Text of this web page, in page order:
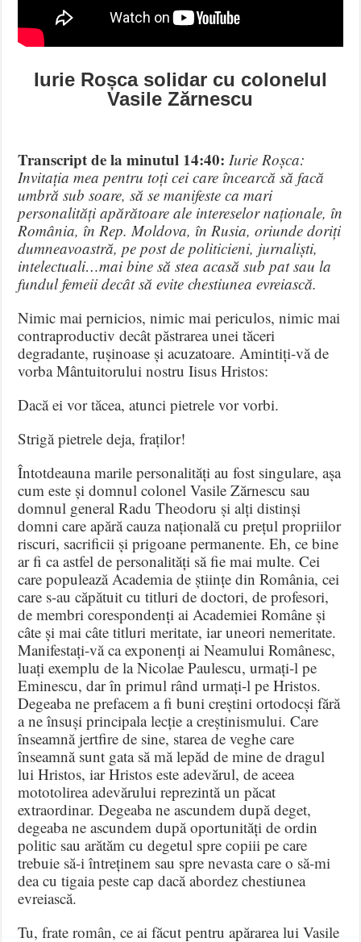
Iurie Roșca solidar cu colonelul
Vasile Zărnescu
Transcript de la minutul 14:40: Iurie Roșca:
Invitația mea pentru toți cei care încearcă să facă
umbră sub soare, să se manifeste ca mari
personalități apărătoare ale intereselor naționale, în
România, în Rep. Moldova, în Rusia, oriunde doriți
dumneavoastră, pe post de politicieni, jurnaliști,
intelectuali…mai bine să stea acasă sub pat sau la
fundul femeii decât să evite chestiunea evreiască.
Nimic mai pernicios, nimic mai periculos, nimic mai
contraproductiv decât păstrarea unei tăceri
degradante, rușinoase și acuzatoare. Amintiți-vă de
vorba Mântuitorului nostru Iisus Hristos:
Dacă ei vor tăcea, atunci pietrele vor vorbi.
Strigă pietrele deja, fraților!
Întotdeauna marile personalități au fost singulare, așa
cum este și domnul colonel Vasile Zărnescu sau
domnul general Radu Theodoru și alți distinși
domni care apără cauza națională cu prețul propriilor
riscuri, sacrificii și prigoane permanente. Eh, ce bine
ar fi ca astfel de personalități să fie mai multe. Cei
care populează Academia de științe din România, cei
care s-au căpătuit cu titluri de doctori, de profesori,
de membri corespondenți ai Academiei Române și
câte și mai câte titluri meritate, iar uneori nemeritate.
Manifestați-vă ca exponenți ai Neamului Românesc,
luați exemplu de la Nicolae Paulescu, urmați-l pe
Eminescu, dar în primul rând urmați-l pe Hristos.
Degeaba ne prefacem a fi buni creștini ortodocși fără
a ne însuși principala lecție a creștinismului. Care
înseamnă jertfire de sine, starea de veghe care
înseamnă sunt gata să mă lepăd de mine de dragul
lui Hristos, iar Hristos este adevărul, de aceea
mototolirea adevărului reprezintă un păcat
extraordinar. Degeaba ne ascundem după deget,
degeaba ne ascundem după oportunități de ordin
politic sau arătăm cu degetul spre copiii pe care
trebuie să-i întreținem sau spre nevasta care o să-mi
dea cu tigaia peste cap dacă abordez chestiunea
evreiască.
Tu, frate român, ce ai făcut pentru apărarea lui Vasile